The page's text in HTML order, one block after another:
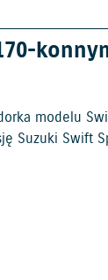
modelu
Suzuki Swift